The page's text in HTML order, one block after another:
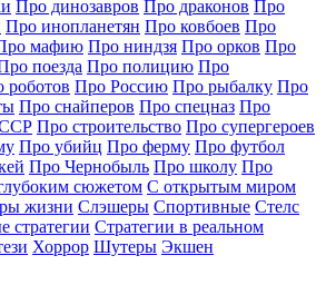
Про динозавров Про драконов Про
Про инопланетян Про ковбоев Про
мафию Про ниндзя Про орков Про
поезда Про полицию Про
роботов Про Россию Про рыбалку Про
Про снайперов Про спецназ Про
Про строительство Про супергероев
Про убийц Про ферму Про футбол
Про Чернобыль Про школу Про
сюжетом С открытым миром
жизни Слэшеры Спортивные Стелс
стратегии Стратегии в реальном
Хоррор Шутеры Экшен